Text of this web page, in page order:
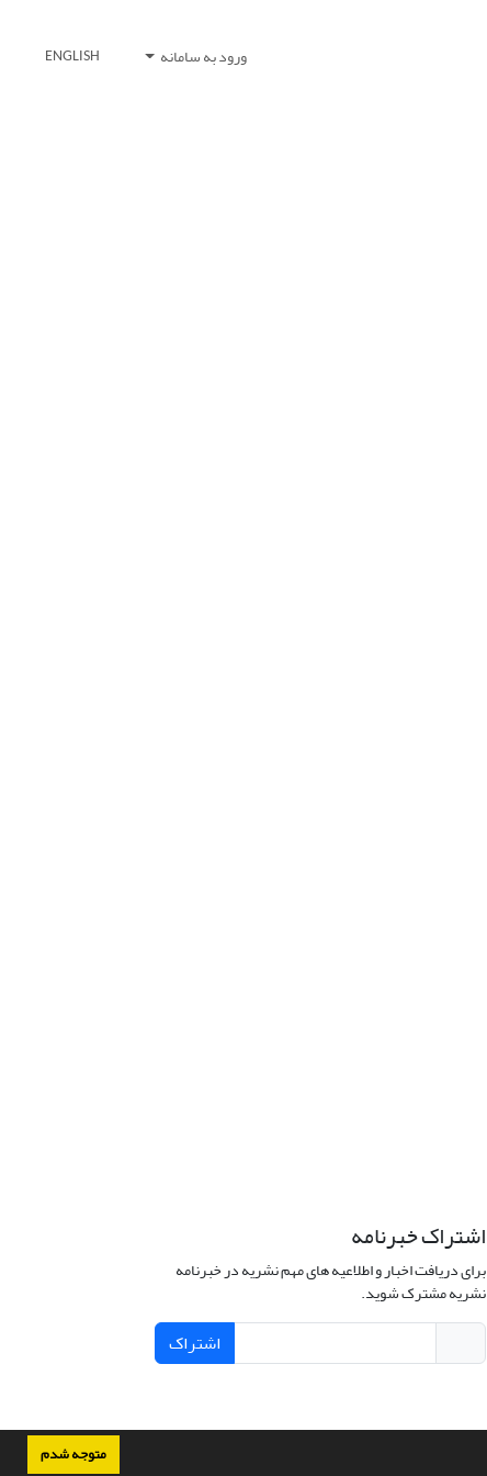
متوجه شدم
ورود به سامانه ENGLISH
اشتراک خبرنامه
برای دریافت اخبار و اطلاعیه های مهم نشریه در خبرنامه
نشریه مشترک شوید.
اشتراک